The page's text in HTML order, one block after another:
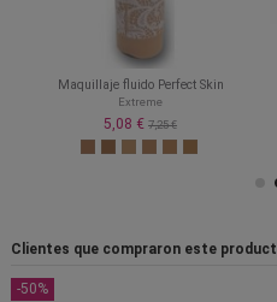
Maquillaje fluido Perfect Skin
Extreme
5,08 € 7,25 €
Clientes que compraron este
-50%